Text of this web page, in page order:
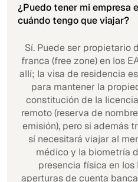
¿Puedo tener mi empresa
cuándo tengo que viajar?
Sí. Puede ser propietario
franca (free zone) en los
allí; la visa de residencia
para mantener la
constitución de la
remoto (reserva de
emisión), pero si además
sí necesitará viajar al
médico y la biometría
presencia física en los
aperturas de cuenta